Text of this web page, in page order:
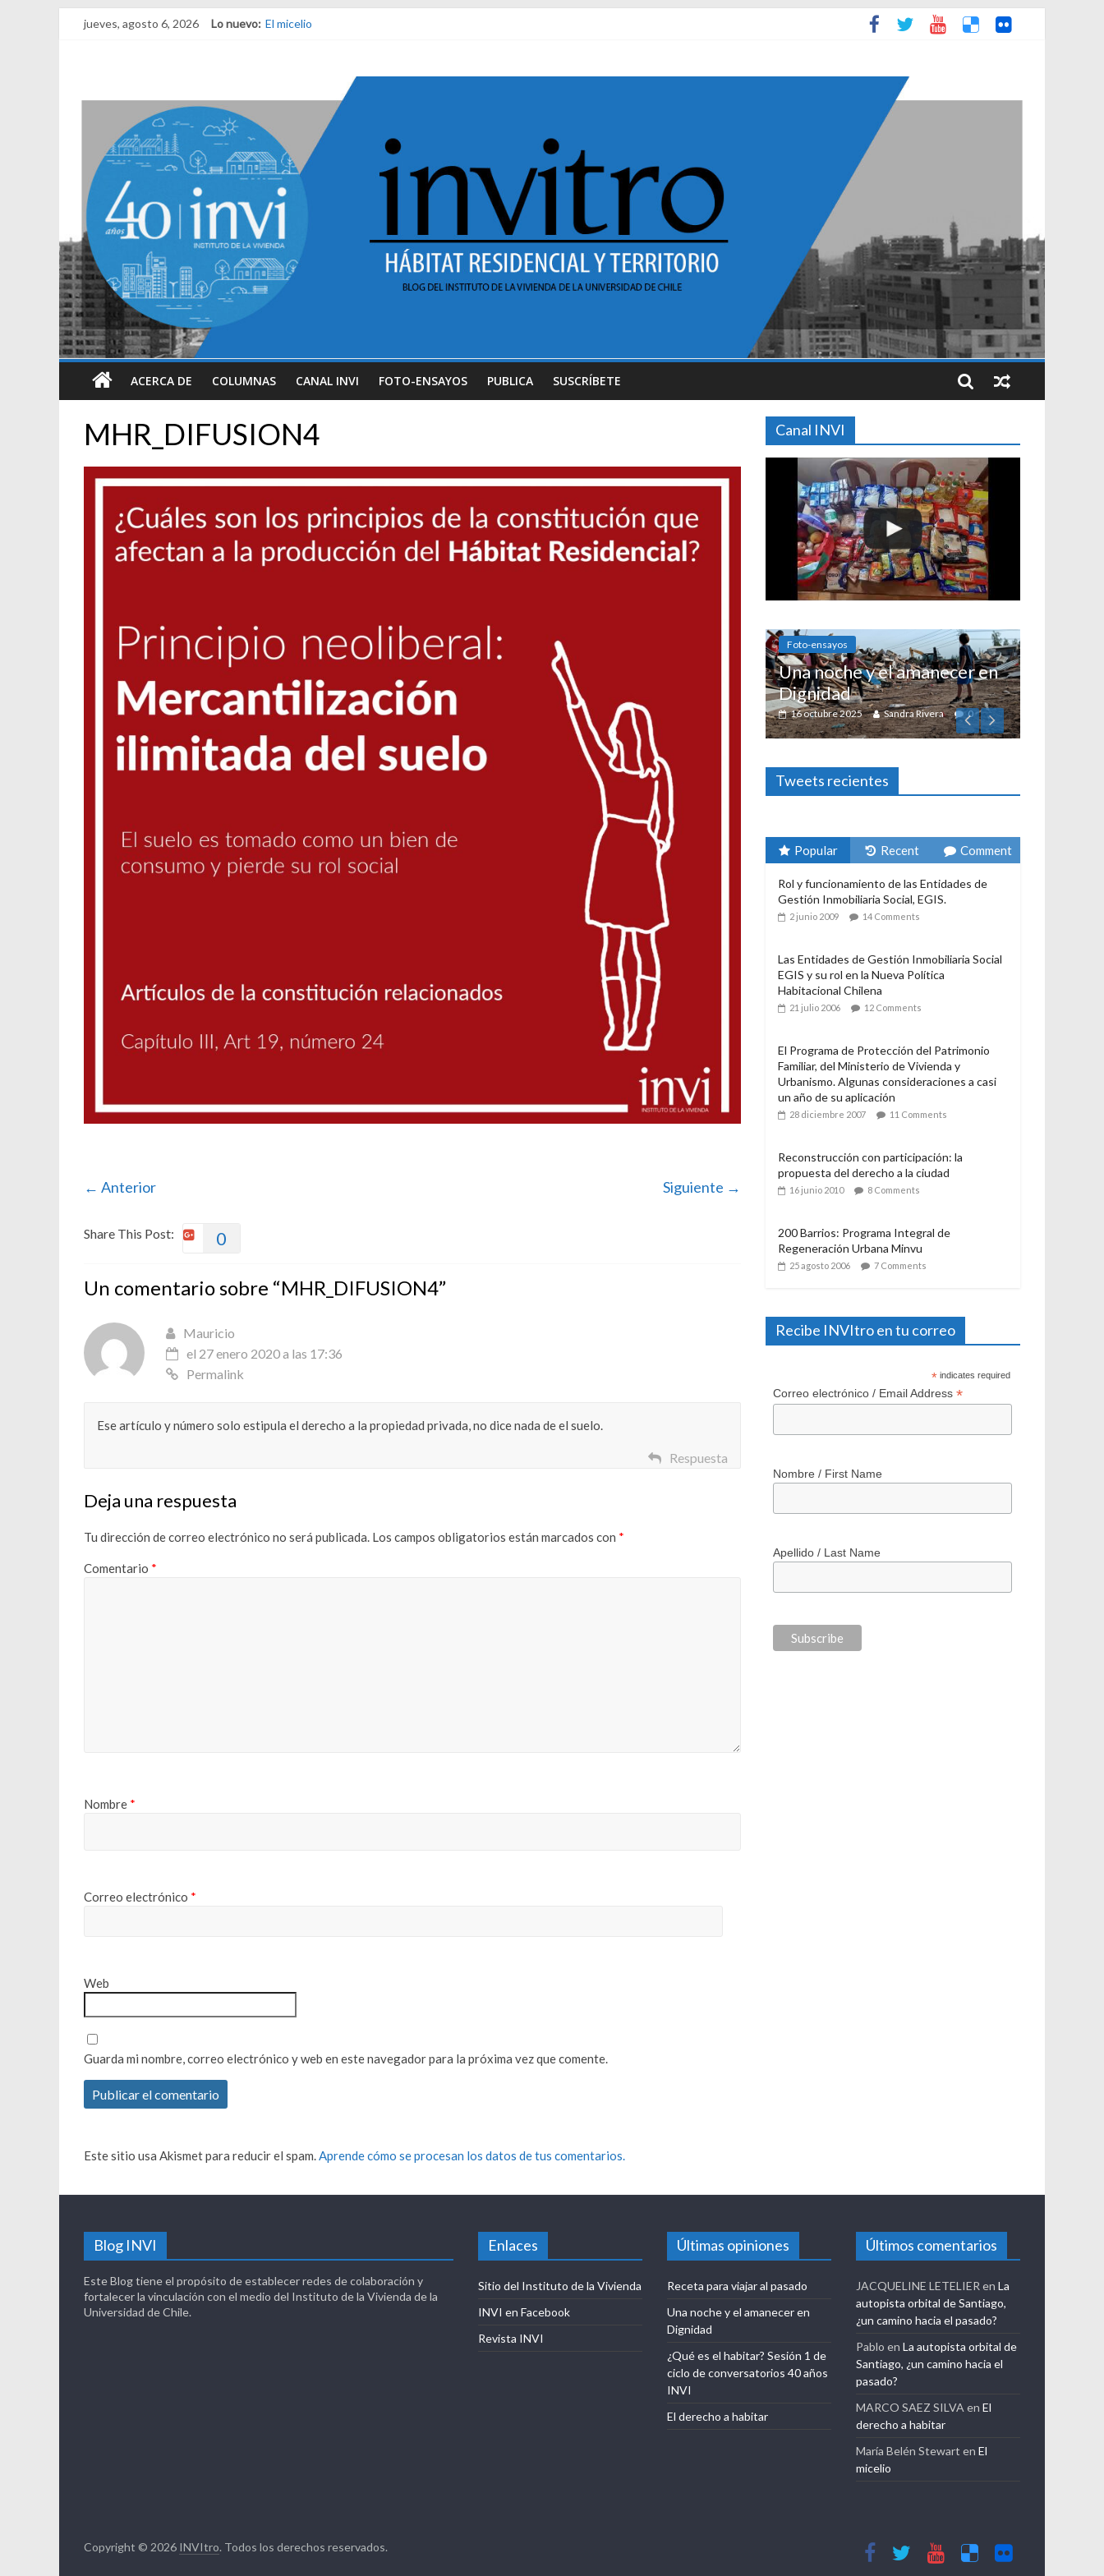
jueves, agosto 6, 2026 Lo nuevo: El micelio
¿Qué es el habitar? Sesión 1 de ciclo de conversatorios 40 años INVI
El derecho a habitar
ACERCA DE COLUMNAS CANAL INVI FOTO-ENSAYOS PUBLICA SUSCRÍBETE
MHR_DIFUSION4
← Anterior Siguiente →
Share This Post: 0
Un comentario sobre “MHR_DIFUSION4”
Mauricio
el 27 enero 2020 a las 17:36
Permalink
Ese artículo y número solo estipula el derecho a la propiedad privada, no dice nada de el suelo.
Respuesta
Deja una respuesta
Tu dirección de correo electrónico no será publicada. Los campos obligatorios están marcados con *
Comentario *
Nombre *
Correo electrónico *
Web
Guarda mi nombre, correo electrónico y web en este navegador para la próxima vez que comente.
Este sitio usa Akismet para reducir el spam.Aprende cómo se procesan los datos de tus comentarios.
Canal INVI
Foto-ensayos Habitar la memoria
Breve trilogía de un espacio-
tiempo
7 junio 2023 0
Una noche y el amanecer en
Sandra Rivera 0
Tweets recientes
Popular Recent Comment
Rol y funcionamiento de las Entidades de
Gestión Inmobiliaria Social, EGIS.
Las Entidades de Gestión Inmobiliaria Social
EGIS y su rol en la Nueva Política
Habitacional Chilena
21 julio 2006 12 Comments
El Programa de Protección del Patrimonio
Familiar, del Ministerio de Vivienda y
Urbanismo. Algunas consideraciones a casi
Reconstrucción con participación: la
200 Barrios: Programa Integral de
Recibe INVItro en tu correo
*
Blog INVI
Este Blog tiene el propósito de establecer redes de colaboración y
fortalecer la vinculación con el medio del Instituto de la Vivienda de la
Universidad de Chile.
Enlaces
Sitio del Instituto de la Vivienda
INVI en Facebook
Revista INVI
Últimas opiniones
Receta para viajar al pasado
Una noche y el amanecer en
Dignidad
¿Qué es el habitar? Sesión 1 de
ciclo de conversatorios 40 años
INVI
El derecho a habitar
Últimos comentarios
JACQUELINE LETELIER en La
autopista orbital de Santiago,
¿un camino hacia el pasado?
Pablo en La autopista orbital de
Santiago, ¿un camino hacia el
pasado?
MARCO SAEZ SILVA en El
derecho a habitar
María Belén Stewart en El
micelio
Copyright © 2026 INVItro. Todos los derechos reservados.